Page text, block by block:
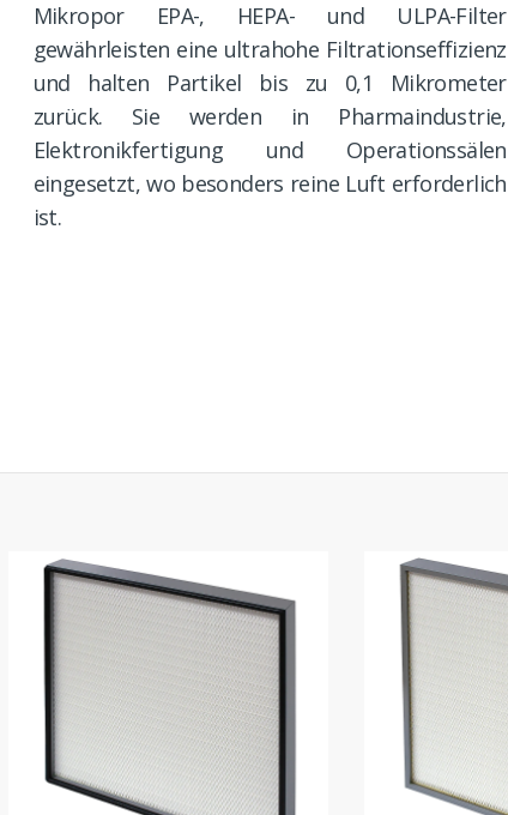
Mikropor EPA-, HEPA- und ULPA-Filter
gewährleisten eine ultrahohe Filtrationseffizienz
und halten Partikel bis zu 0,1 Mikrometer
zurück. Sie werden in Pharmaindustrie,
Elektronikfertigung und Operationssälen
eingesetzt, wo besonders reine Luft erforderlich
ist.